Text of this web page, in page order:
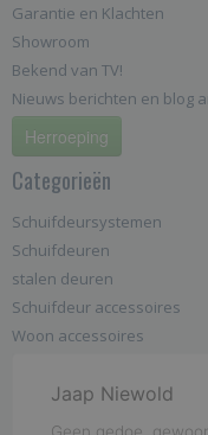
Garantie en Klachten
Showroom
Bekend van TV!
Nieuws berichten en blog
Herroeping
Categorieën
Schuifdeursystemen
Schuifdeuren
stalen deuren
Schuifdeur accessoires
Woon accessoires